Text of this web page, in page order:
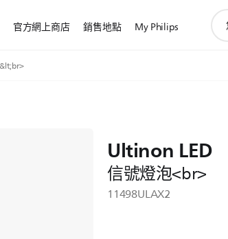
官方網上商店 銷售地點 My Philips
Ultinon LED
信號燈泡<br>
11498ULAX2